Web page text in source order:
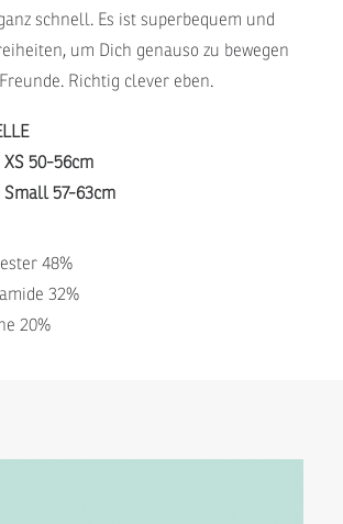
schnell. Es ist superbequem und
um Dich genauso zu bewegen
Richtig clever eben.
XS 50-56cm
Small 57-63cm
48%
32%
20%